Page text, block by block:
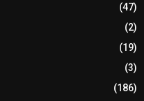
(47)
(2)
(19)
(3)
(186)